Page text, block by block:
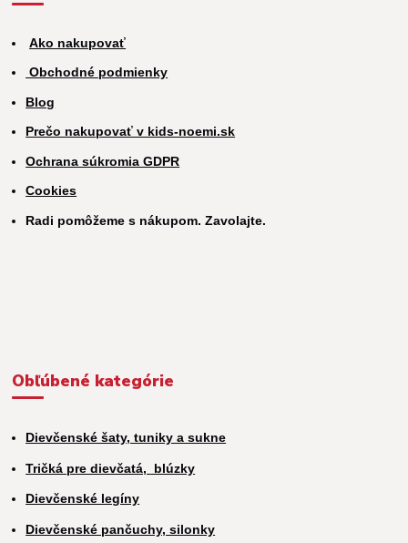
Ako nakupovať
Obchodné podmienky
Blog
Prečo nakupovať v kids-noemi.sk
Ochrana súkromia GDPR
Cookies
Radi pomôžeme s nákupom. Zavolajte.
Obľúbené kategórie
Dievčenské šaty, tuniky a sukne
Tričká pre dievčatá, blúzky
Dievčenské legíny
Dievčenské pančuchy, silonky